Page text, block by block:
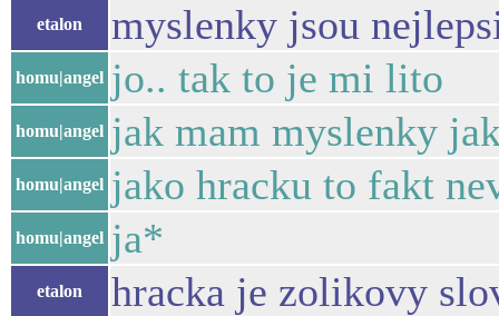
etalon myslenky jsou
homu|angel jo.. tak to je mi lito
homu|angel jak mam myslenky
homu|angel jako hracku to fakt
homu|angel ja*
etalon hracka je zolikovy